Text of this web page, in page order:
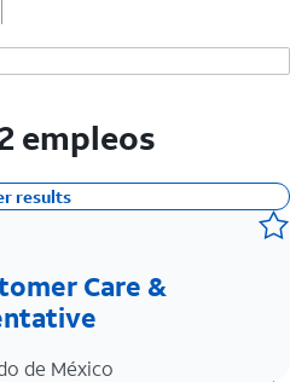
empleos
results
Care &
de México